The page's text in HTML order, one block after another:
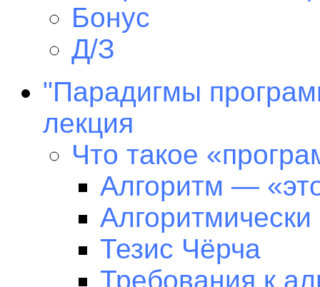
Бонус
Д/З
"Парадигмы
лекция
Что такое
Алгоритм —
Тезис Чёрча
Требования к